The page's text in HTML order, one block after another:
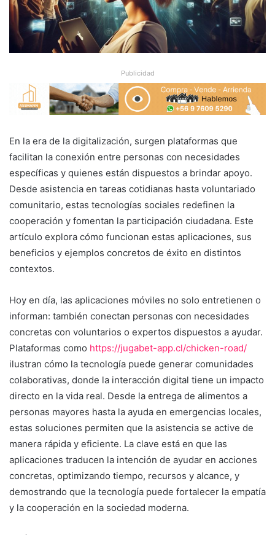
Publicidad
En la era de la digitalización, surgen plataformas que
facilitan la conexión entre personas con necesidades
específicas y quienes están dispuestos a brindar apoyo.
Desde asistencia en tareas cotidianas hasta voluntariado
comunitario, estas tecnologías sociales redefinen la
cooperación y fomentan la participación ciudadana. Este
artículo explora cómo funcionan estas aplicaciones, sus
beneficios y ejemplos concretos de éxito en distintos
contextos.
Hoy en día, las aplicaciones móviles no solo entretienen o
informan: también conectan personas con necesidades
concretas con voluntarios o expertos dispuestos a ayudar.
Plataformas como https://jugabet-app.cl/chicken-road/
ilustran cómo la tecnología puede generar comunidades
colaborativas, donde la interacción digital tiene un impacto
directo en la vida real. Desde la entrega de alimentos a
personas mayores hasta la ayuda en emergencias locales,
estas soluciones permiten que la asistencia se active de
manera rápida y eficiente. La clave está en que las
aplicaciones traducen la intención de ayudar en acciones
concretas, optimizando tiempo, recursos y alcance, y
demostrando que la tecnología puede fortalecer la empatía
y la cooperación en la sociedad moderna.